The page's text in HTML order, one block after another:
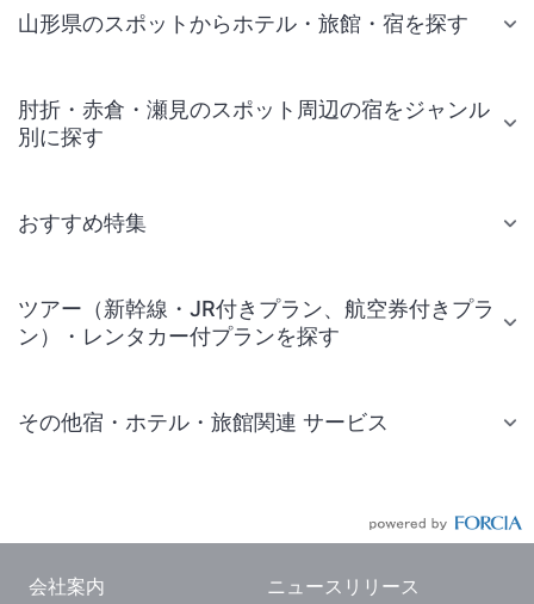
山形県のスポットからホテル・旅館・宿を探す
肘折・赤倉・瀬見のスポット周辺の宿をジャンル
別に探す
おすすめ特集
ツアー（新幹線・JR付きプラン、航空券付きプラ
ン）・レンタカー付プランを探す
その他宿・ホテル・旅館関連 サービス
会社案内 ニュースリリース